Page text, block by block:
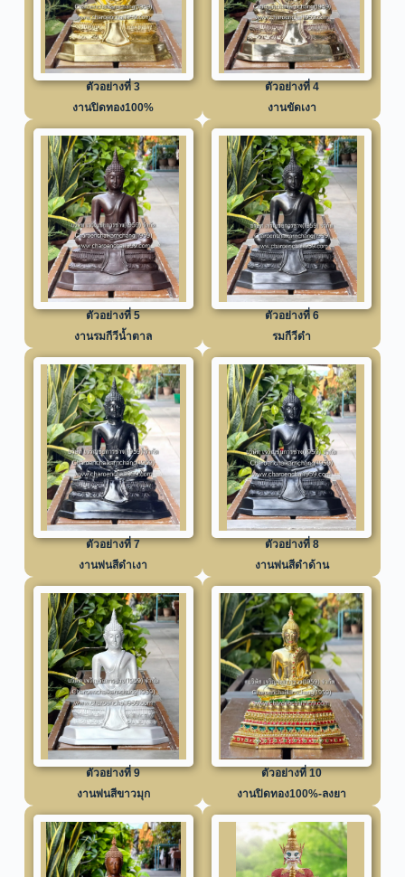
ตัวอย่างที่ 3
งานปิดทอง100%
ตัวอย่างที่ 4
งานขัดเงา
ตัวอย่างที่ 5
งานรมกีวีน้ำตาล
ตัวอย่างที่ 6
รมกีวีดำ
ตัวอย่างที่ 7
งานพ่นสีดำเงา
ตัวอย่างที่ 8
งานพ่นสีดำด้าน
ตัวอย่างที่ 9
งานพ่นสีขาวมุก
ตัวอย่างที่ 10
งานปิดทอง100%-ลงยา